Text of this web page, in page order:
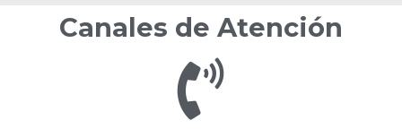
Canales de Atención